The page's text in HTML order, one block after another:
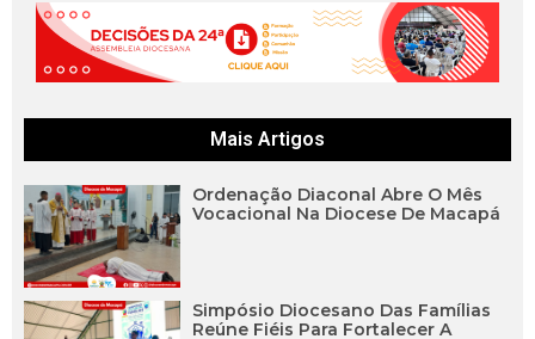
Mais Artigos
Ordenação Diaconal Abre O Mês
Vocacional Na Diocese De Macapá
Simpósio Diocesano Das Famílias
Reúne Fiéis Para Fortalecer A